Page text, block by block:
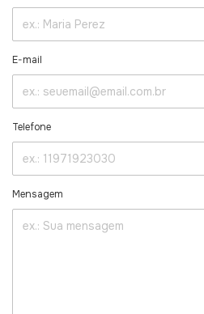
E-mail
Telefone
Mensagem